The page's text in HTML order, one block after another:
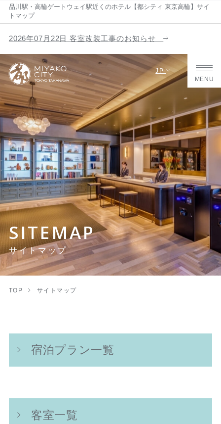
品川駅・高輪ゲートウェイ駅近くのホテル【都シティ 東京高輪】サイ
トマップ
JP
MENU
SITEMAP
サイトマップ
2026年07月22日 客室改装工事のお知らせ
TOP サイトマップ
宿泊プラン一覧
客室一覧